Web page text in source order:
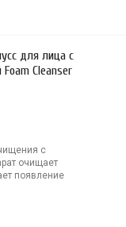
для лица с
Cleanser
с
очищает
появление